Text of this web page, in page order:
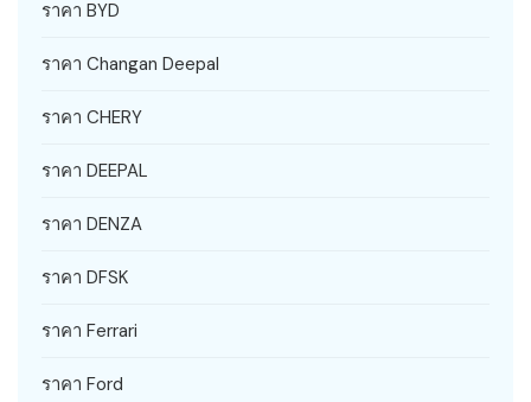
ราคา BYD
ราคา Changan Deepal
ราคา CHERY
ราคา DEEPAL
ราคา DENZA
ราคา DFSK
ราคา Ferrari
ราคา Ford